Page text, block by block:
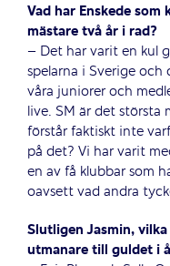
Vad har Enskede
mästare två år i rad?
– Det har varit en kul
spelarna i Sverige och
våra juniorer och
live. SM är det största
förstår faktiskt inte
på det? Vi har varit
en av få klubbar som
oavsett vad andra
Slutligen Jasmin,
utmanare till guldet i